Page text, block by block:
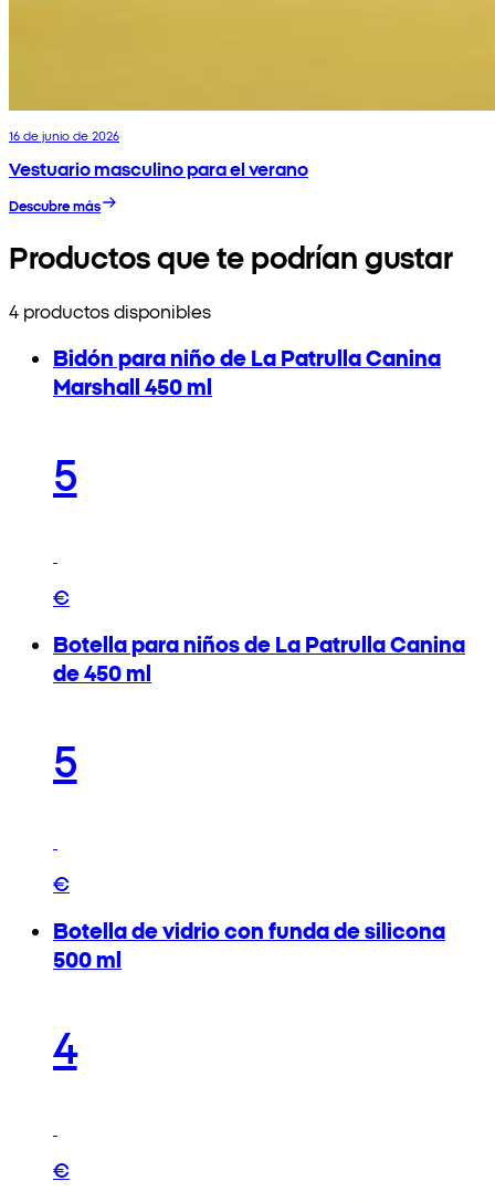
16 de junio de 2026
Vestuario masculino para el verano
Descubre más
Productos que te podrían gustar
4 productos disponibles
Bidón para niño de La Patrulla Canina
Marshall 450 ml
5
€
Botella para niños de La Patrulla Canina
de 450 ml
5
€
Botella de vidrio con funda de silicona
500 ml
4
€